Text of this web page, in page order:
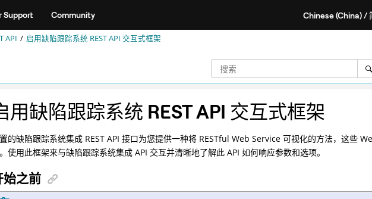
Support Community
API 启用缺陷跟踪系统 REST API 交互式框架
用缺陷跟踪系统 REST API 交互式框架
的缺陷跟踪系统集成 REST API 接口为您提供一种将 RESTful Web Service 可视化的方法，这些
使用此框架来与缺陷跟踪系统集成 API 交互并清晰地了解此 API 如何响应参数和选项。
始之前